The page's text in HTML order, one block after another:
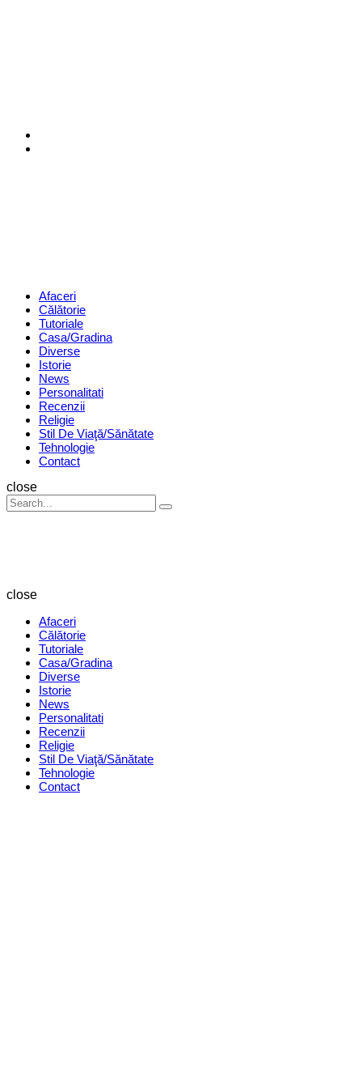
Menu Afaceri
Călătorie
Tutoriale
Casa/Gradina
Diverse
Istorie
News
Personalitati
Recenzii
Religie
Stil De Viaţă/Sănătate
Tehnologie
Contact
Search
close
Search
for:
Search
close
Afaceri
Călătorie
Tutoriale
Casa/Gradina
Diverse
Istorie
News
Personalitati
Recenzii
Religie
Stil De Viaţă/Sănătate
Tehnologie
Contact